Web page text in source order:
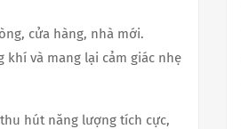
cửa hàng, nhà mới.
và mang lại cảm giác nhẹ
hút năng lượng tích cực,